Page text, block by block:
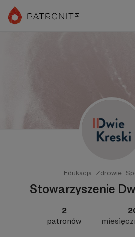
Edukacja Zdrowie
Stowarzyszenie
2
patronów